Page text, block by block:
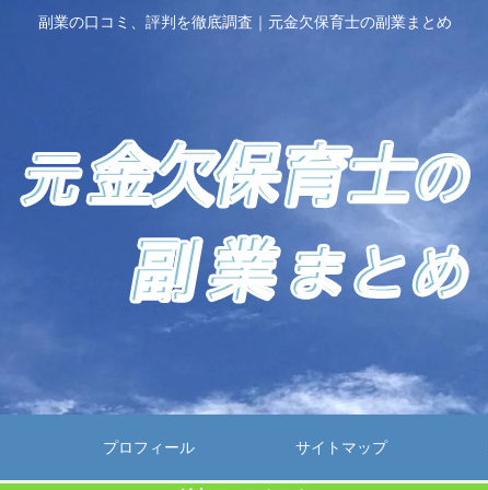
副業の口コミ、評判を徹底調査｜元金欠保育士の副業まとめ
プロフィール サイトマップ